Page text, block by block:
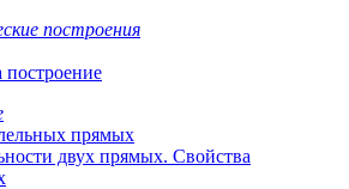
построения
прямых
двух прямых. Свойства